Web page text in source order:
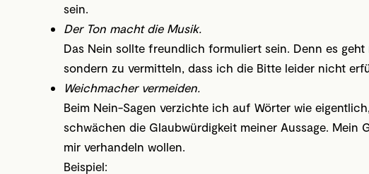
sein.
Der Ton macht die Musik.
Das Nein sollte freundlich formuliert sein. Denn es
sondern zu vermitteln, dass ich die Bitte leider nicht
Weichmacher vermeiden.
Beim Nein-Sagen verzichte ich auf Wörter wie
schwächen die Glaubwürdigkeit meiner Aussage. Mein
mir verhandeln wollen.
Beispiel: